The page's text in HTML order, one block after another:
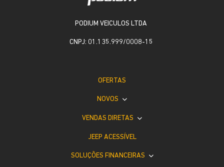
PODIUM VEICULOS LTDA
OFERTAS
NOVOS
VENDAS DIRETAS
JEEP ACESSÍVEL